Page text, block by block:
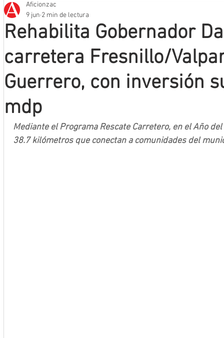
Que no se olvide
Mineros LNBP
Rehabilita Gobernador
carretera Fresnillo/
Guerrero, con inversión
mdp
Aficionzac
9 jun 2 min de lectura
Mediante el Programa Rescate Carretero, en el Año
38.7 kilómetros que conectan a comunidades del